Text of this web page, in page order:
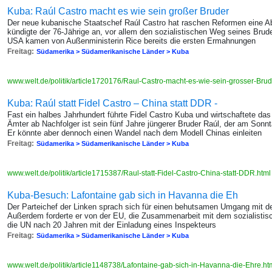
Kuba: Raúl Castro macht es wie sein großer Bruder
Der neue kubanische Staatschef Raúl Castro hat raschen Reformen eine
kündigte der 76-Jährige an, vor allem den sozialistischen Weg seines
USA kamen von Außenministerin Rice bereits die ersten Ermahnungen
Freitag: Südamerika > Südamerikanische Länder > Kuba
www.welt.de/politik/article1720176/Raul-Castro-macht-es-wie-sein-grosser-
Kuba: Raúl statt Fidel Castro – China statt DDR -
Fast ein halbes Jahrhundert führte Fidel Castro Kuba und wirtschaftete
Ämter ab Nachfolger ist sein fünf Jahre jüngerer Bruder Raúl, der am
Er könnte aber dennoch einen Wandel nach dem Modell Chinas einleiten
Freitag: Südamerika > Südamerikanische Länder > Kuba
www.welt.de/politik/article1715387/Raul-statt-Fidel-Castro-China-statt-DDR.html
Kuba-Besuch: Lafontaine gab sich in Havanna die Eh
Der Parteichef der Linken sprach sich für einen behutsamen Umgang mit
Außerdem forderte er von der EU, die Zusammenarbeit mit dem
die UN nach 20 Jahren mit der Einladung eines Inspekteurs
Freitag: Südamerika > Südamerikanische Länder > Kuba
www.welt.de/politik/article1148738/Lafontaine-gab-sich-in-Havanna-die-